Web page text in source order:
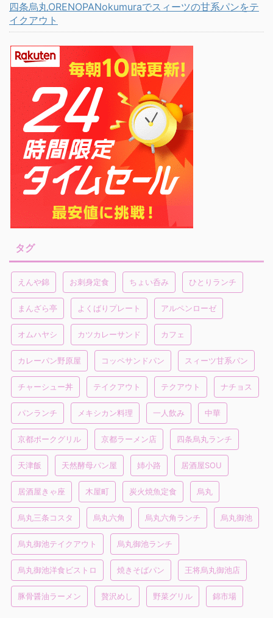
四条烏丸ORENOPANokumuraでスィーツの甘系パンをテ
イクアウト
タグ
えんや錦 お刺身定食 ちょい呑み ひとりランチ
まんざら亭 よくばりプレート アルペンローゼ
オムハヤシ カツカレーサンド カフェ
カレーパン野原屋 コッペサンドパン スィーツ甘系パン
チャーシュー丼 テイクアウト テクアウト ナチョス
パンランチ メキシカン料理 一人飲み 中華
京都ポークグリル 京都ラーメン店 四条烏丸ランチ
天津飯 天然酵母パン屋 姉小路 居酒屋SOU
居酒屋きゃ座 木屋町 炭火焼魚定食 烏丸
烏丸三条コスタ 烏丸六角 烏丸六角ランチ 烏丸御池
烏丸御池テイクアウト 烏丸御池ランチ
烏丸御池洋食ビストロ 焼きそばパン 王将烏丸御池店
豚骨醤油ラーメン 贅沢めし 野菜グリル 錦市場